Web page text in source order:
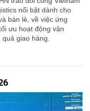
nổi bật dành cho
bán lẻ, về việc ứng
ưu hoạt động vận
giao hàng.